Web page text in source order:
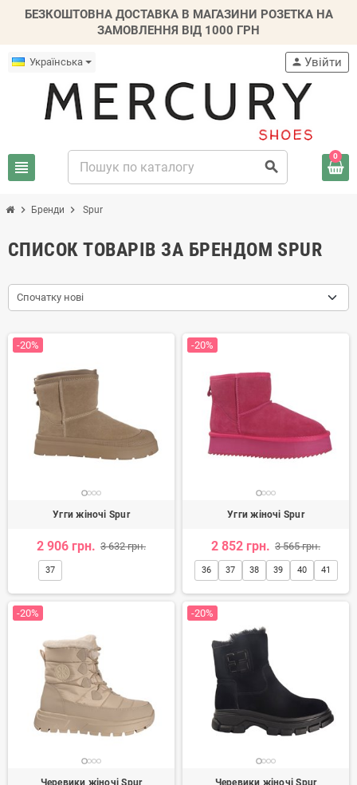
БЕЗКОШТОВНА ДОСТАВКА В МАГАЗИНИ РОЗЕТКА НА
ЗАМОВЛЕННЯ ВІД 1000 ГРН
Українська
view_headline search
person Увійти
0
chevron_right Бренди chevron_right Spur
СПИСОК ТОВАРІВ ЗА БРЕНДОМ SPUR
Спочатку нові
-20%
Угги жіночі Spur
2 906 грн. 3 632 грн.
37
-20%
Угги жіночі Spur
2 852 грн. 3 565 грн.
36 37 38 39 40 41
-20%
Черевики жіночі Spur
-20%
Черевики жіночі Spur